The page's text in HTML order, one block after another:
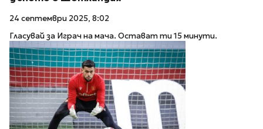
24 септември 2025, 8:02
Гласувай за Играч на мача. Остават ти 15 минути.